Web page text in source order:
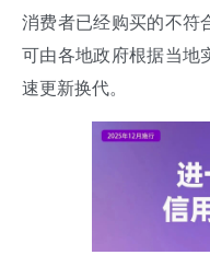
消费者已经购买的不符
可由各地政府根据当地
速更新换代。